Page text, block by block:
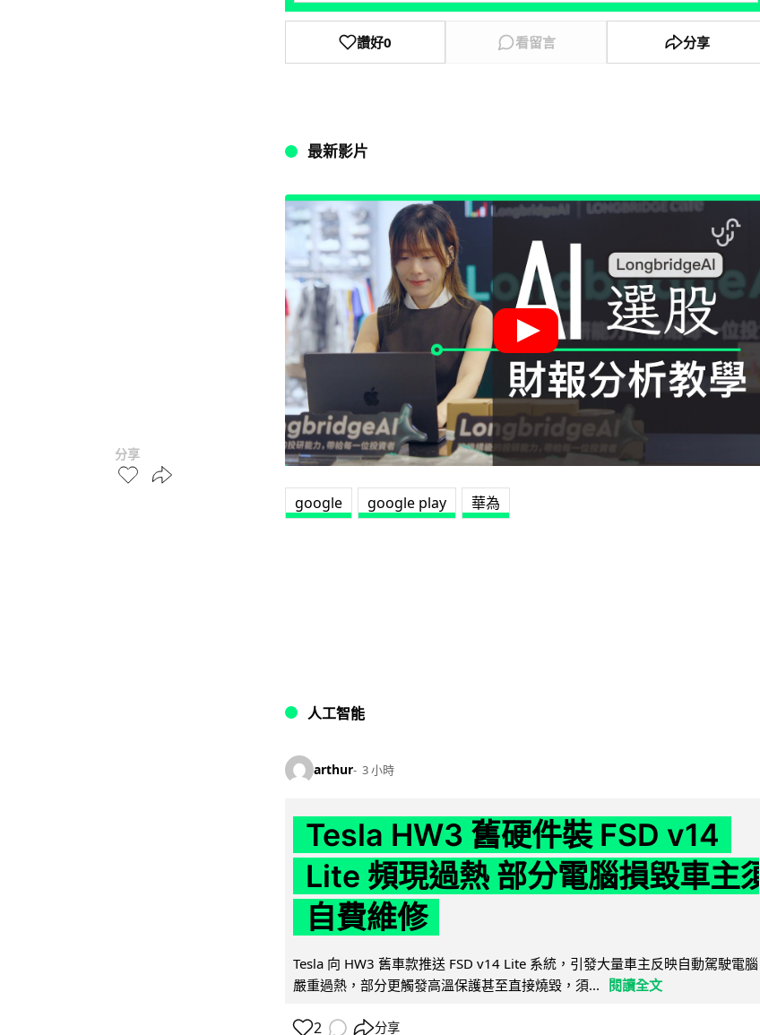
分享
讚好0 看留言 分享
最新影片
google google play 華為
人工智能
arthur 3 小時
Tesla HW3 舊硬件裝 FSD v14
Lite 頻現過熱 部分電腦損毀車主須
自費維修
Tesla 向 HW3 舊車款推送 FSD v14 Lite 系統，引發大量車主反映自動駕駛電腦
嚴重過熱，部分更觸發高溫保護甚至直接燒毀，須... 閱讀全文
2 分享